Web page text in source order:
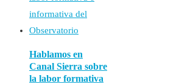
Hablamos en
Canal Sierra sobre
la labor formativa